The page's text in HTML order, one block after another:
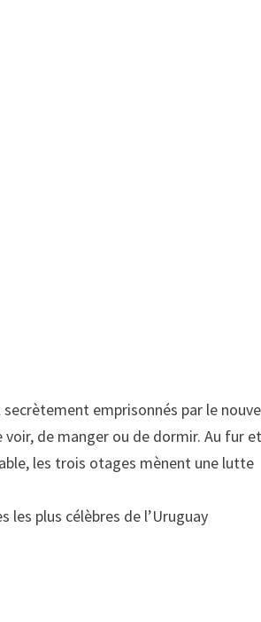
emprisonnés par le
de manger ou de dormir. Au fur
les trois otages mènent une lutte
les plus célèbres de l’Uruguay